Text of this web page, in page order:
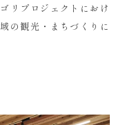
リプロジェクトにおけ
の観光・まちづくりに